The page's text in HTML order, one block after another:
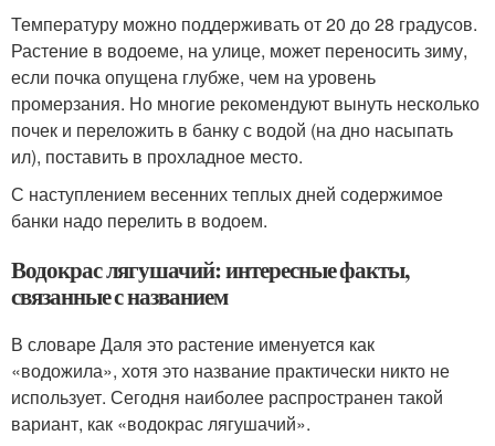
Температуру можно поддерживать от 20 до 28 градусов.
Растение в водоеме, на улице, может переносить зиму,
если почка опущена глубже, чем на уровень
промерзания. Но многие рекомендуют вынуть несколько
почек и переложить в банку с водой (на дно насыпать
ил), поставить в прохладное место.
С наступлением весенних теплых дней содержимое
банки надо перелить в водоем.
Водокрас лягушачий: интересные факты,
связанные с названием
В словаре Даля это растение именуется как
«водожила», хотя это название практически никто не
использует. Сегодня наиболее распространен такой
вариант, как «водокрас лягушачий».